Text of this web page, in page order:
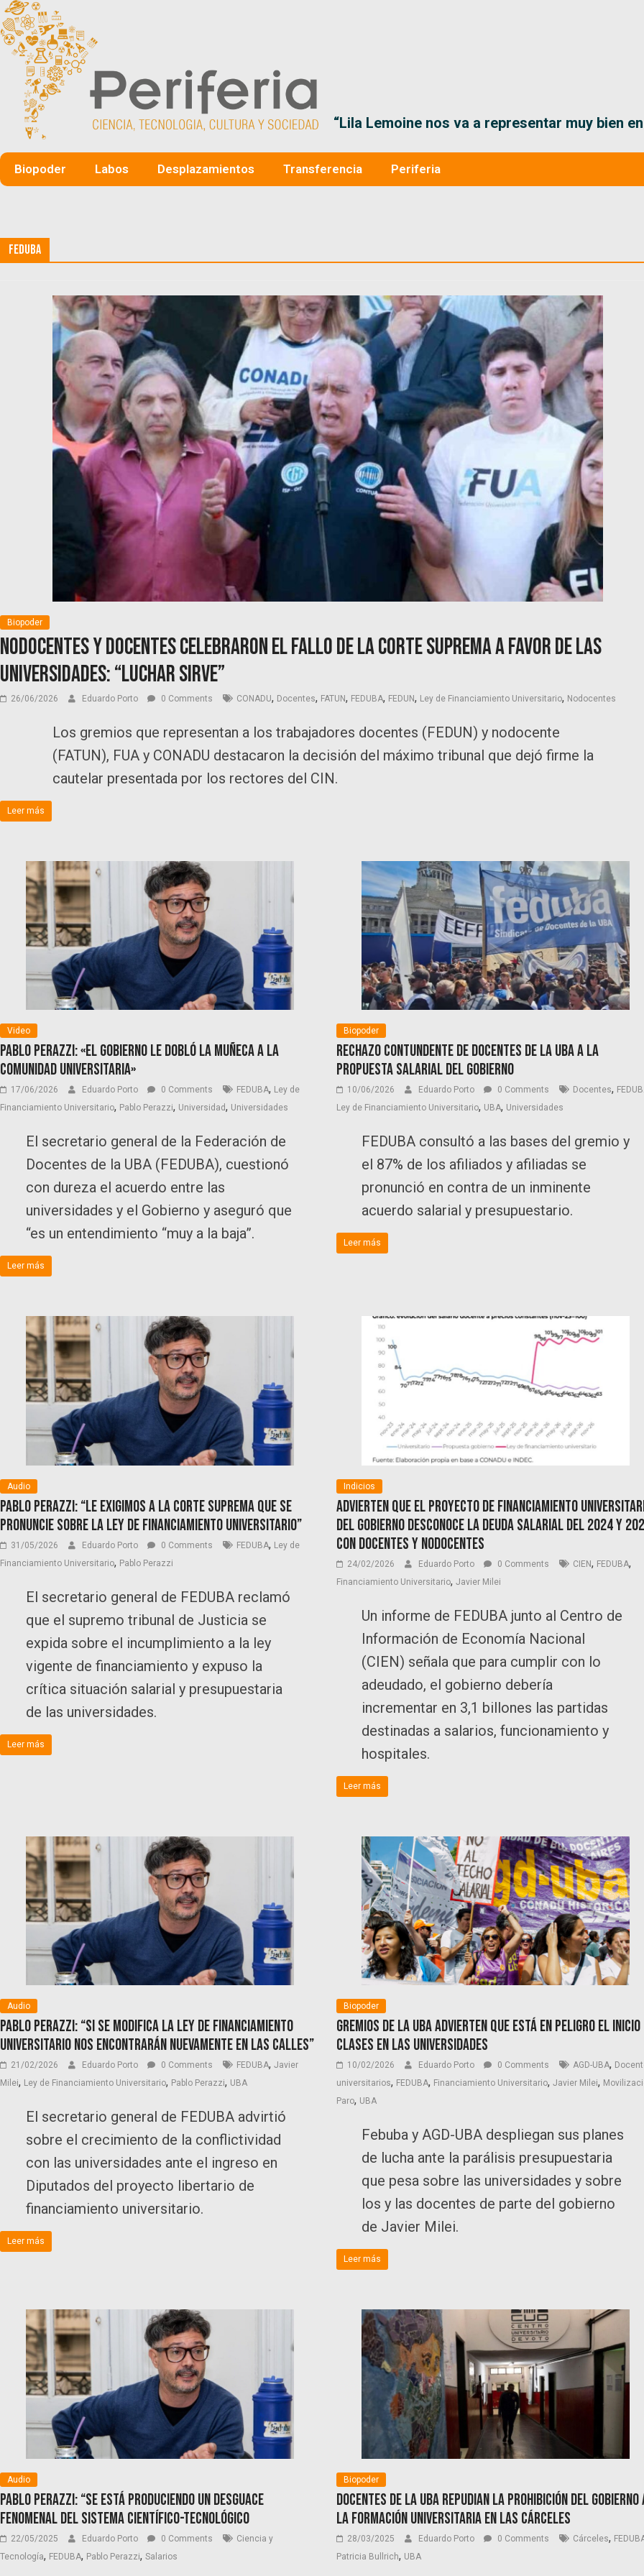
“Lila Lemoine nos va a representar muy bien
Biopoder Labos Desplazamientos Transferencia Periferia
FEDUBA
Biopoder
NODOCENTES y docentes celebraron el fallo de la Corte Suprema a favor de las
universidades: “Luchar sirve”
26/06/2026 Eduardo Porto 0 Comments CONADU, Docentes, FATUN, FEDUBA, FEDUN, Ley de Financiamiento Universitario, Nodocentes
Los gremios que representan a los trabajadores docentes (FEDUN) y nodocente
(FATUN), FUA y CONADU destacaron la decisión del máximo tribunal que dejó firme la
cautelar presentada por los rectores del CIN.
Leer más
Video
Pablo Perazzi: «El Gobierno le dobló la muñeca a la
comunidad universitaria»
17/06/2026 Eduardo Porto 0 Comments FEDUBA, Ley de
Financiamiento Universitario, Pablo Perazzi, Universidad, Universidades
El secretario general de la Federación de
Docentes de la UBA (FEDUBA), cuestionó
con dureza el acuerdo entre las
universidades y el Gobierno y aseguró que
“es un entendimiento “muy a la baja”.
Leer más
Biopoder
Rechazo contundente de docentes de la UBA a la
propuesta salarial del Gobierno
10/06/2026 Eduardo Porto 0 Comments Docentes,
Ley de Financiamiento Universitario, UBA, Universidades
FEDUBA consultó a las bases del gremio y
el 87% de los afiliados y afiliadas se
pronunció en contra de un inminente
acuerdo salarial y presupuestario.
Leer más
Audio
Pablo Perazzi: “Le exigimos a la Corte Suprema que se
pronuncie sobre la Ley de Financiamiento Universitario”
31/05/2026 Eduardo Porto 0 Comments FEDUBA, Ley de
Financiamiento Universitario, Pablo Perazzi
El secretario general de FEDUBA reclamó
que el supremo tribunal de Justicia se
expida sobre el incumplimiento a la ley
vigente de financiamiento y expuso la
crítica situación salarial y presupuestaria
de las universidades.
Leer más
Indicios
Advierten que el proyecto de financiamiento
del gobierno desconoce la deuda salarial del 2024 y
con docentes y NODOCENTES
24/02/2026 Eduardo Porto 0 Comments CIEN, FEDUBA,
Financiamiento Universitario, Javier Milei
Un informe de FEDUBA junto al Centro de
Información de Economía Nacional
(CIEN) señala que para cumplir con lo
adeudado, el gobierno debería
incrementar en 3,1 billones las partidas
destinadas a salarios, funcionamiento y
hospitales.
Leer más
Audio
Pablo Perazzi: “Si se modifica la Ley de Financiamiento
Universitario nos encontrarán nuevamente en las calles”
21/02/2026 Eduardo Porto 0 Comments FEDUBA, Javier
Milei, Ley de Financiamiento Universitario, Pablo Perazzi, UBA
El secretario general de FEDUBA advirtió
sobre el crecimiento de la conflictividad
con las universidades ante el ingreso en
Diputados del proyecto libertario de
financiamiento universitario.
Leer más
Biopoder
Gremios de la UBA advierten que está en peligro el inicio
clases en las universidades
10/02/2026 Eduardo Porto 0 Comments AGD-UBA,
universitarios, FEDUBA, Financiamiento Universitario, Javier Milei,
Paro, UBA
Febuba y AGD-UBA despliegan sus planes
de lucha ante la parálisis presupuestaria
que pesa sobre las universidades y sobre
los y las docentes de parte del gobierno
de Javier Milei.
Leer más
Audio
Pablo Perazzi: “Se está produciendo un desguace
fenomenal del sistema científico-tecnológico
22/05/2025 Eduardo Porto 0 Comments
Ciencia y
Tecnología, FEDUBA, Pablo Perazzi, Salarios
Biopoder
Docentes de la UBA repudian la prohibición del Gobierno
la formación universitaria en las cárceles
28/03/2025 Eduardo Porto 0 Comments Cárceles,
Patricia Bullrich, UBA